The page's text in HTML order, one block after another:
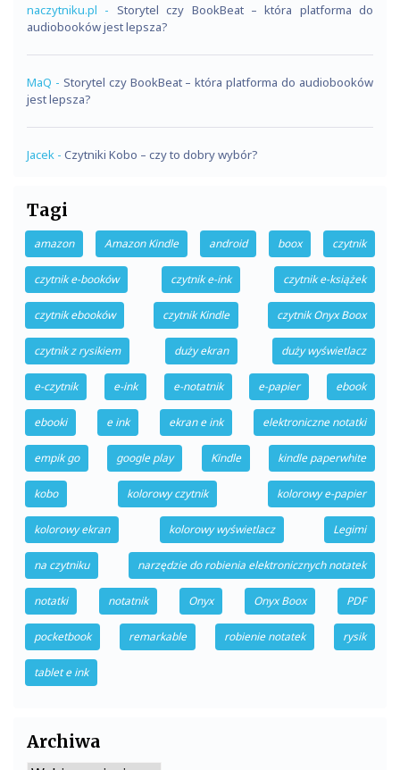
naczytniku.pl - Storytel czy BookBeat – która platforma do
audiobooków jest lepsza?
MaQ - Storytel czy BookBeat – która platforma do audiobooków
jest lepsza?
Jacek - Czytniki Kobo – czy to dobry wybór?
Tagi
amazon Amazon Kindle android boox czytnik
czytnik e-booków czytnik e-ink czytnik e-książek
czytnik ebooków czytnik Kindle czytnik Onyx Boox
czytnik z rysikiem duży ekran duży wyświetlacz
e-czytnik e-ink e-notatnik e-papier ebook
ebooki e ink ekran e ink elektroniczne notatki
empik go google play Kindle kindle paperwhite
kobo kolorowy czytnik kolorowy e-papier
kolorowy ekran kolorowy wyświetlacz Legimi
na czytniku narzędzie do robienia elektronicznych notatek
notatki notatnik Onyx Onyx Boox PDF
pocketbook remarkable robienie notatek rysik
tablet e ink
Archiwa